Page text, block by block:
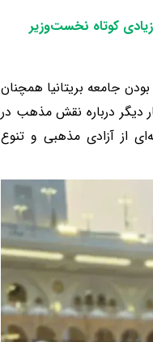
کوتاه نخست‌وزیر
جامعه بریتانیا همچنان
دیگر درباره نقش مذهب در
از آزادی مذهبی و تنوع